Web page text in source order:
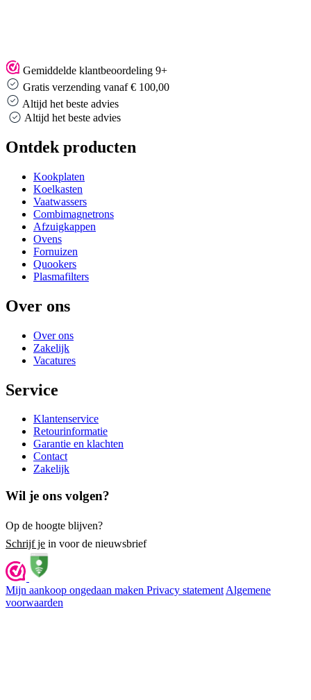
Gemiddelde klantbeoordeling 9+
Gratis verzending vanaf € 100,00
Altijd het beste advies
Altijd het beste advies
Ontdek producten
Kookplaten
Koelkasten
Vaatwassers
Combimagnetrons
Afzuigkappen
Ovens
Fornuizen
Quookers
Plasmafilters
Over ons
Over ons
Zakelijk
Vacatures
Service
Klantenservice
Retourinformatie
Garantie en klachten
Contact
Zakelijk
Wil je ons volgen?
Op de hoogte blijven?
Schrijf je in voor de nieuwsbrief
Mijn aankoop ongedaan maken Privacy statement Algemene
voorwaarden